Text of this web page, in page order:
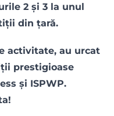
2 și 3 la unul
din țară.
activitate, au urcat
prestigioase
și ISPWP.